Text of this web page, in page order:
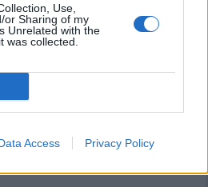
Use,
or Sharing of my
Unrelated with the
was collected.
Access Privacy Policy